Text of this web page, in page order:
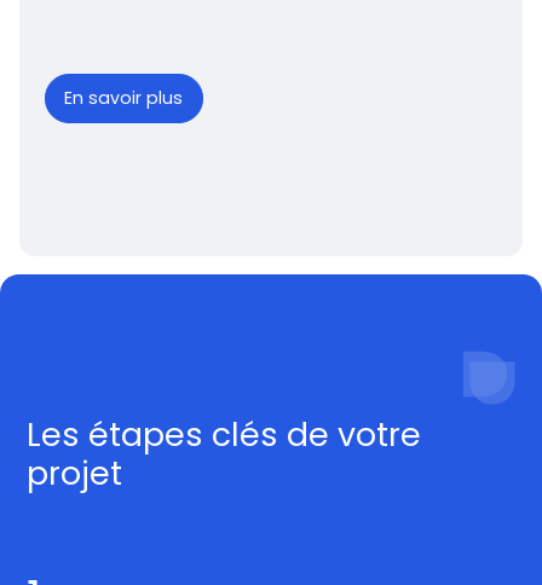
En savoir plus
Les étapes clés de votre
projet